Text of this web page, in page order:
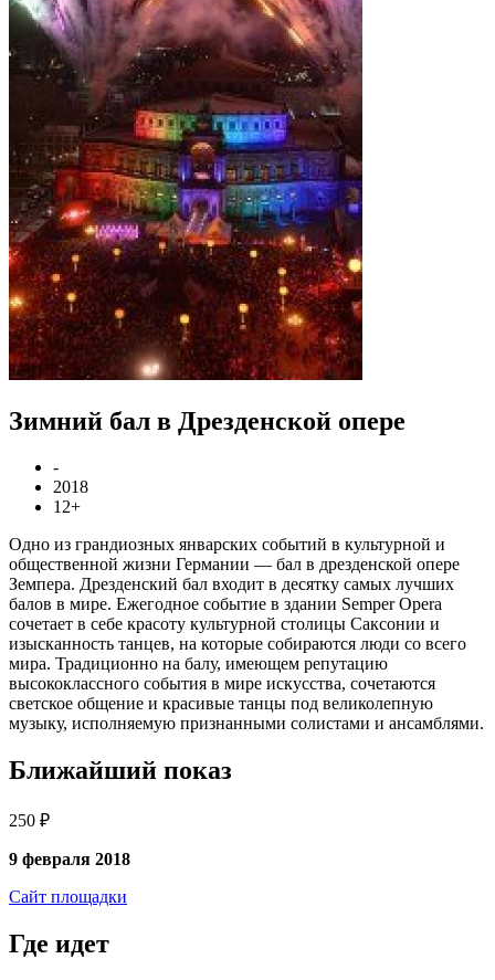
Зимний бал в Дрезденской опере
-
2018
12+
Одно из грандиозных январских событий в культурной и
общественной жизни Германии — бал в дрезденской опере
Земпера. Дрезденский бал входит в десятку самых лучших
балов в мире. Ежегодное событие в здании Semper Opera
сочетает в себе красоту культурной столицы Саксонии и
изысканность танцев, на которые собираются люди со всего
мира. Традиционно на балу, имеющем репутацию
высококлассного события в мире искусства, сочетаются
светское общение и красивые танцы под великолепную
музыку, исполняемую признанными солистами и ансамблями.
Ближайший показ
250 ₽
9 февраля 2018
Сайт площадки
Где идет